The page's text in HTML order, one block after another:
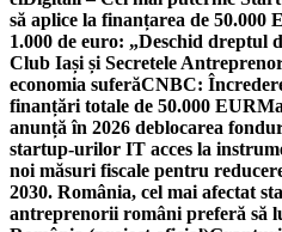
să aplice la finanțarea de 50.000
1.000 de euro: „Deschid dreptul
Club Iași și Secretele
economia suferăCNBC:
finanțări totale de 50.000 EUR
anunță în 2026 deblocarea
startup-urilor IT acces la
noi măsuri fiscale pentru
2030. România, cel mai afectat
antreprenorii români preferă să